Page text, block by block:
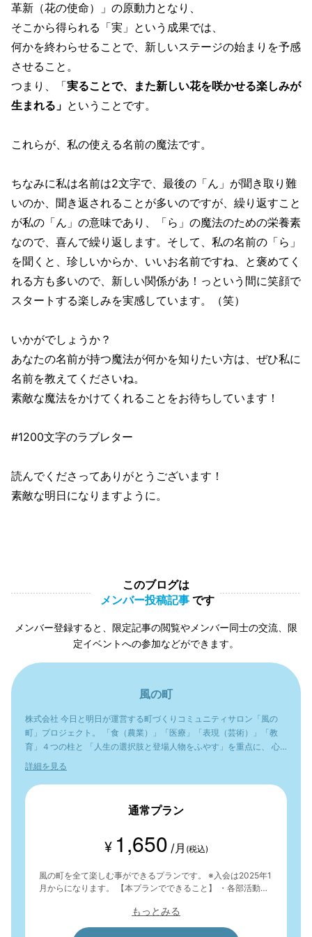
革新（花の使命）」の原動力となり、
そこから得られる「実」という成果では、
何かを終わらせることで、新しいステージの始まりを予感
させること。
つまり、「実ることで、また新しい花を咲かせる楽しみが
生まれる」 ということです。
これらが、私の使える名前の魔法です。
ちなみに私は名前は2文字で、最後の「ん」が聞き取り難
いのか、聞き返されることが多いのですが、繰り返すこと
が私の「ん」の意味であり、「ら」の魔法のための栄養素
なので、喜んで繰り返します。そして、私の名前の「ら」
を聞くと、珍しいからか、いいお名前ですね、と褒めてく
れる方も多いので、新しい関係があ！っという間に笑顔で
スタートする楽しみを実感しています。（笑）
いかがでしょうか？
あなたの名前が持つ魔法が何かを知りたい方は、ぜひ私に
名前を教えてくださいね。
素敵な魔法をかけてくれることをお待ちしています！
#1200文字のラブレター
読んでくださってありがとうございます！
素敵な明日になりますように。
このブログは
メンバー投稿記事 です
メンバー登録すると、限定記事の閲覧やメンバー同士の交流、限
定イベントへの参加などができます。
風の町
株式会社 今日と明日が運営する町づくりコミュニティサロン「風の
町」プロジェクト。 「食（農業）」「医療」「表現（芸術）」「教
育」４つの柱と 「人生の選択肢と登場人物をふやす」を重点に、 心
の幅を広げ、人生の豊かさを味わいたいと考えています。
詳細を見る
通常プラン
¥ 1,650 /月 (税込)
風の町を全て楽しむ事ができるプランです。 ※入会は2025年1
月からになります。 【本プランでできること】 ・各部活動へ
もっとみる